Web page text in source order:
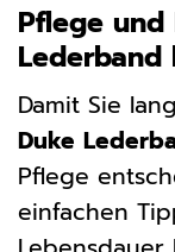
Pflege
Damit Sie
Duke
Pflege
einfachen